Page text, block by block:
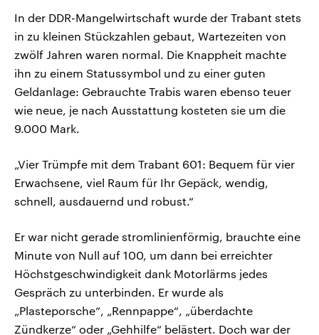
In der DDR-Mangelwirtschaft wurde der Trabant stets
in zu kleinen Stückzahlen gebaut, Wartezeiten von
zwölf Jahren waren normal. Die Knappheit machte
ihn zu einem Statussymbol und zu einer guten
Geldanlage: Gebrauchte Trabis waren ebenso teuer
wie neue, je nach Ausstattung kosteten sie um die
9.000 Mark.
„Vier Trümpfe mit dem Trabant 601: Bequem für vier
Erwachsene, viel Raum für Ihr Gepäck, wendig,
schnell, ausdauernd und robust.“
Er war nicht gerade stromlinienförmig, brauchte eine
Minute von Null auf 100, um dann bei erreichter
Höchstgeschwindigkeit dank Motorlärms jedes
Gespräch zu unterbinden. Er wurde als
„Plasteporsche“, „Rennpappe“, „überdachte
Zündkerze“ oder „Gehhilfe“ belästert. Doch war der